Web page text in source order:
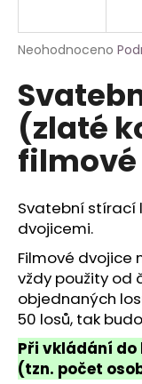
Průměrné
produktu
je
0,0
z
5
hvězdiček.
Neohodnoceno
(zlaté
Svatební stírací
dvojicemi.
Filmové dvojice
vždy použity od
objednaných
50 losů, tak
Při vkládání do
(tzn. počet
j
t
?